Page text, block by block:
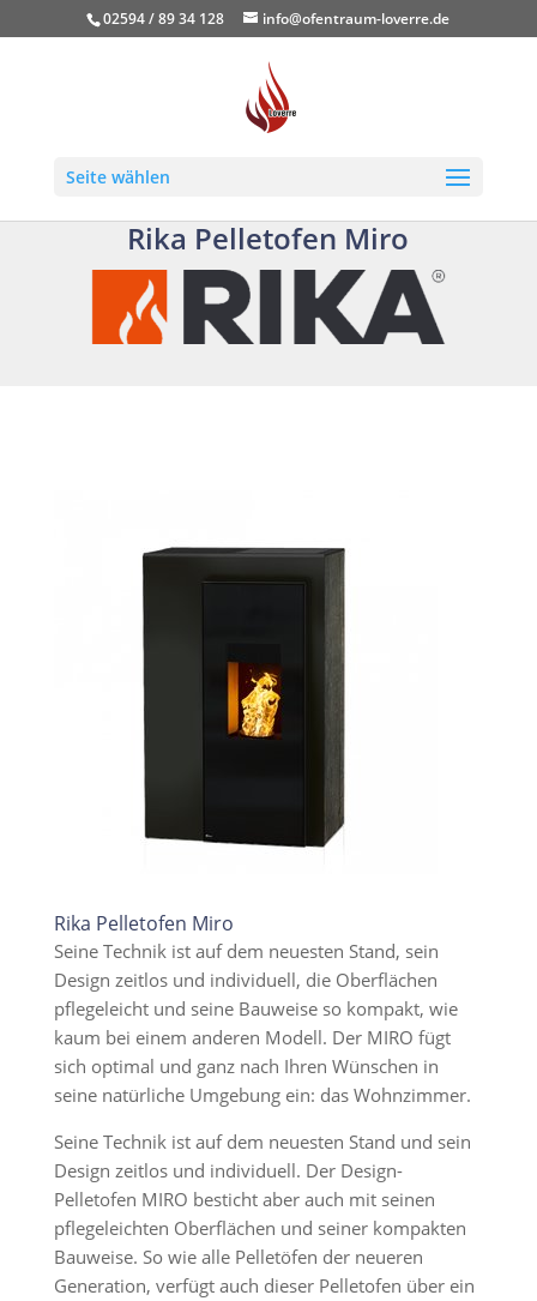
02594 / 89 34 128 info@ofentraum-loverre.de
Seite wählen
Rika Pelletofen Miro
Rika Pelletofen Miro
Seine Technik ist auf dem neuesten Stand, sein
Design zeitlos und individuell, die Oberflächen
pflegeleicht und seine Bauweise so kompakt, wie
kaum bei einem anderen Modell. Der MIRO fügt
sich optimal und ganz nach Ihren Wünschen in
seine natürliche Umgebung ein: das Wohnzimmer.
Seine Technik ist auf dem neuesten Stand und sein
Design zeitlos und individuell. Der Design-
Pelletofen MIRO besticht aber auch mit seinen
pflegeleichten Oberflächen und seiner kompakten
Bauweise. So wie alle Pelletöfen der neueren
Generation, verfügt auch dieser Pelletofen über ein